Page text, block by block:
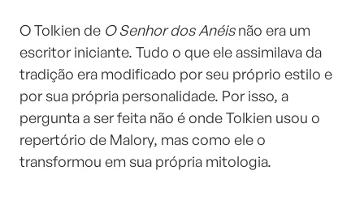
O Tolkien de O Senhor dos Anéisnão era um
escritor iniciante. Tudo o que ele assimilava da
tradição era modificado por seu próprio estilo e
por sua própria personalidade. Por isso, a
pergunta a ser feita não é onde Tolkien usou o
repertório de Malory, mas como ele o
transformou em sua própria mitologia.